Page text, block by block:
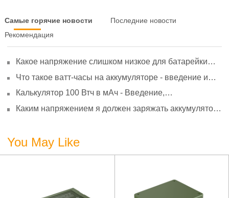
Самые горячие новости
Последние новости
Рекомендация
Какое напряжение слишком низкое для батарейки
старение
Что такое ватт-часы на аккумуляторе - введение и
Калькулятор 100 Втч в мАч - Введение,
Каким напряжением я должен заряжать аккумулятор
You May Like